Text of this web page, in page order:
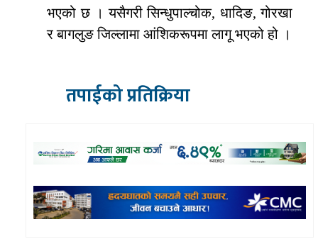
भएको छ । यसैगरी सिन्धुपाल्चोक, धादिङ, गोरखा
र बागलुङ जिल्लामा आंशिकरूपमा लागू भएको हो ।
तपाईको प्रतिक्रिया